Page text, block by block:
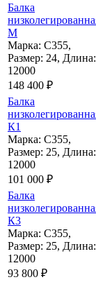
Балка
М
Марка: С355,
Размер: 24, Длина:
12000
148 400 ₽
Балка
К1
Марка: С355,
Размер: 25, Длина:
12000
101 000 ₽
Балка
К3
Марка: С355,
Размер: 25, Длина:
12000
93 800 ₽